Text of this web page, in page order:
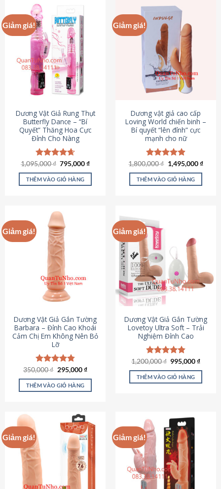
Giảm giá!
Dương Vật Giả Rung Thụt
Butterfly Dance – “Bí
Quyết” Thăng Hoa Cực
Đỉnh Cho Nàng
Được xếp
hạng4.65
5 sao
1,095,000₫ Giá
là:
1,095,000 ₫.
795,000₫Giá
tại
THÊM VÀO GIỎ HÀNG
Giảm giá!
Dương vật giả cao cấp
Loving World chiến binh –
Bí quyết “lên đỉnh” cực
mạnh cho nữ
Được xếp
hạng4.89
5 sao
1,800,000₫ Giá
gốc
là:
1,800,000 ₫.
1,495,000₫Giá
THÊM VÀO GIỎ HÀNG
Giảm giá!
Dương Vật Giả Gắn Tường
Barbara – Đỉnh Cao Khoái
Cảm Chị Em Không Nên Bỏ
Lỡ
Được xếp
hạng4.79
5 sao
350,000₫ Giá
là:
350,000 ₫.
295,000₫Giá
tại
THÊM VÀO GIỎ HÀNG
Giảm giá!
Dương Vật Giả Gắn Tường
Lovetoy Ultra Soft – Trải
Nghiệm Đỉnh Cao
Được xếp
hạng4.82
5 sao
1,200,000₫ Giá
là:
1,200,000 ₫.
995,000₫Giá
tại
THÊM VÀO GIỎ HÀNG
Giảm giá! Giảm giá!